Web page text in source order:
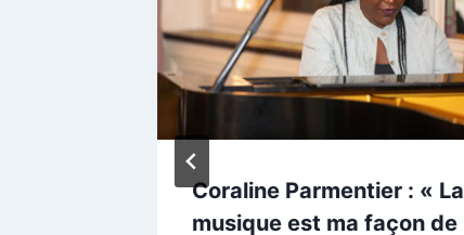
Coraline Parmentier : « La
musique est ma façon de